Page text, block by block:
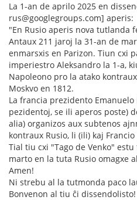
La 1-an de aprilo 2025 en
rus@googlegroups.com] aperis:
"En Rusio aperis nova tutlanda
Antaux 211 jaroj la 31-an de
enmarsxis en Parizon. Tiun cxi
imperiestro Aleksandro la 1-a,
Napoleono pro la atako
Moskvo en 1812.
La francia prezidento
pezidentoj, se ili aperos poste)
alia) organizos aux subtenos
kontraux Rusio, li (ili) kaj
Tial tiu cxi "Tago de Venko"
marto en la tuta Rusio omagxe
Amen!
Ni strebu al la tutmonda paco
Bonvenon al tiu ĉi dissendolisto!